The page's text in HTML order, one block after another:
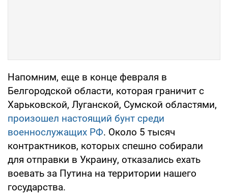
Напомним, еще в конце февраля в
Белгородской области, которая граничит с
Харьковской, Луганской, Сумской областями,
произошел настоящий бунт среди
военнослужащих РФ. Около 5 тысяч
контрактников, которых спешно собирали
для отправки в Украину, отказались ехать
воевать за Путина на территории нашего
государства.